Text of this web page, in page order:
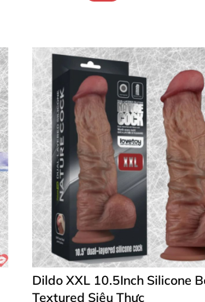
Dildo XXL 10.5Inch Silicone
Textured Siêu Thực